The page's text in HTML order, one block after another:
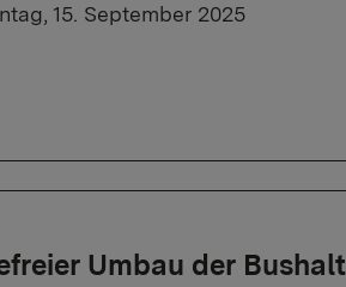
15. September 2025
Umbau der